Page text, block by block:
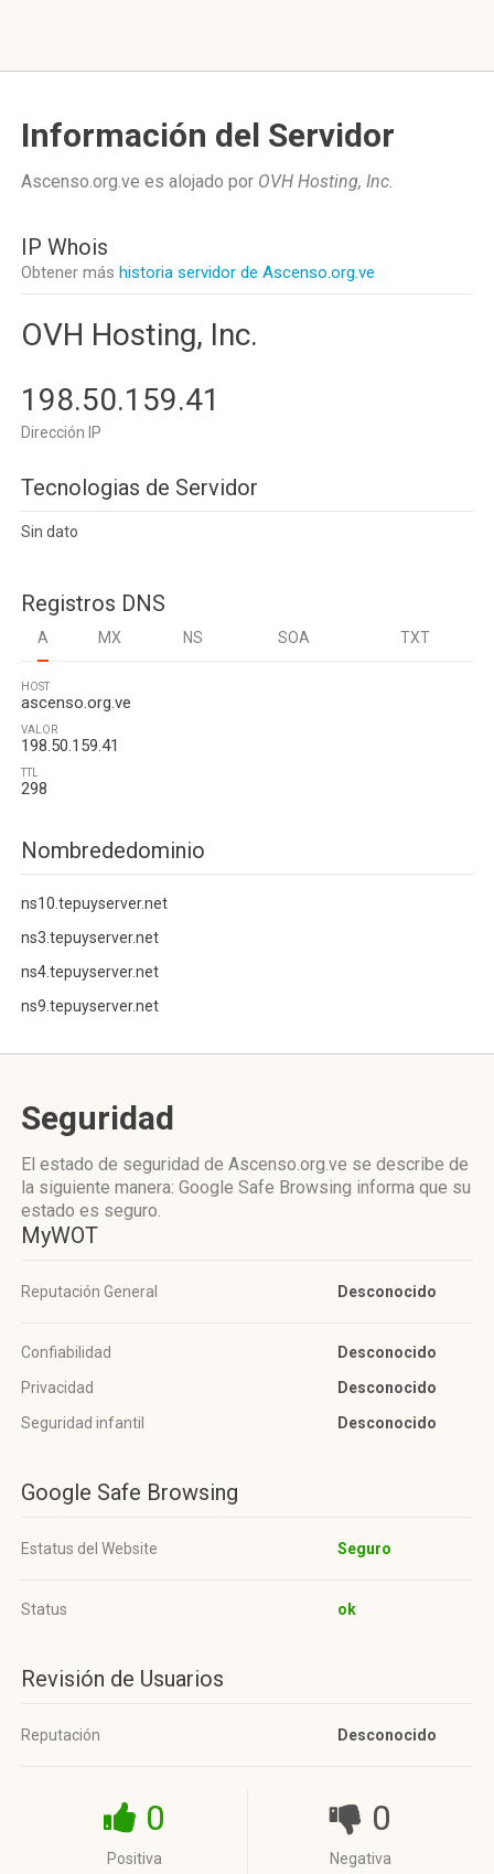
Información del Servidor
Ascenso.org.ve es alojado por OVH Hosting, Inc.
IP Whois
Obtener más historia servidor de Ascenso.org.ve
OVH Hosting, Inc.
198.50.159.41
Dirección IP
Tecnologias de Servidor
Sin dato
Registros DNS
A MX NS SOA TXT
HOST
ascenso.org.ve
VALOR
198.50.159.41
TTL
298
Nombrededominio
ns10.tepuyserver.net
ns3.tepuyserver.net
ns4.tepuyserver.net
ns9.tepuyserver.net
Seguridad
El estado de seguridad de Ascenso.org.ve se describe de
la siguiente manera: Google Safe Browsing informa que su
estado es seguro.
MyWOT
Reputación General Desconocido
Confiabilidad
Desconocido
Privacidad
Desconocido
Seguridad infantil
Desconocido
Google Safe Browsing
Estatus del Website Seguro
Status ok
Revisión de Usuarios
Reputación Desconocido
0
Positiva
0
Negativa